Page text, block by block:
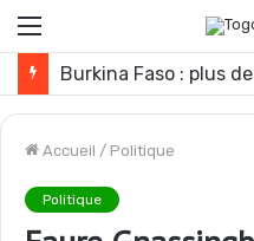
Menu
Accueil / Politique
Politique